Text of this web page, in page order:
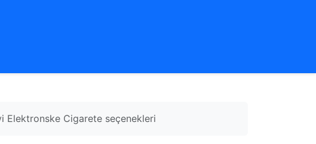
Cigarete seçenekleri